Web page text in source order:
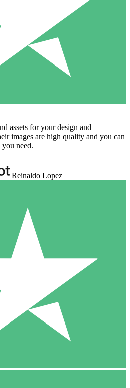
assets for your design and
images are high quality and you can
need.
Reinaldo Lopez